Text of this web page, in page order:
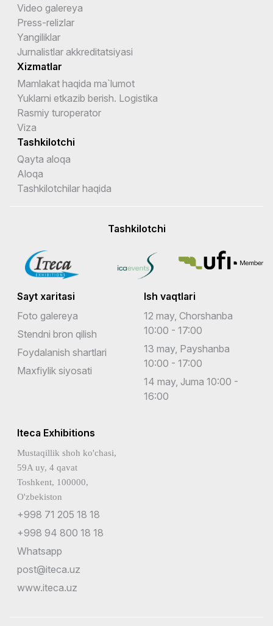
Video galereya
Press-relizlar
Yangiliklar
Jurnalistlar akkreditatsiyasi
Xizmatlar
Mamlakat haqida ma`lumot
Yuklarni etkazib berish. Logistika
Rasmiy turoperator
Viza
Tashkilotchi
Qayta aloqa
Aloqa
Tashkilotchilar haqida
Tashkilotchi
Sayt xaritasi
Foto galereya
Stendni bron qilish
Foydalanish shartlari
Maxfiylik siyosati
Ish vaqtlari
12 may, Chorshanba
10:00 - 17:00
13 may, Payshanba
10:00 - 17:00
14 may, Juma 10:00 -
16:00
Iteca Exhibitions
Mustaqillik shoh ko'chasi,
59A uy, 4 qavat
Toshkent, 100000,
O'zbekiston
+998 71 205 18 18
+998 94 800 18 18
Whatsapp
post@iteca.uz
www.iteca.uz